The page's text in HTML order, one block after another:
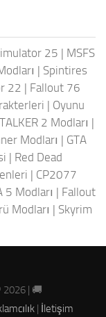
25 | MSFS
| Spintires
22 | Fallout 76
| Oyunu
2 Modları |
Modları | GTA
| Red Dead
| CP2077
5 Modları | Fallout
Modları | Skyrim
2026 | 🚚
| İletişim